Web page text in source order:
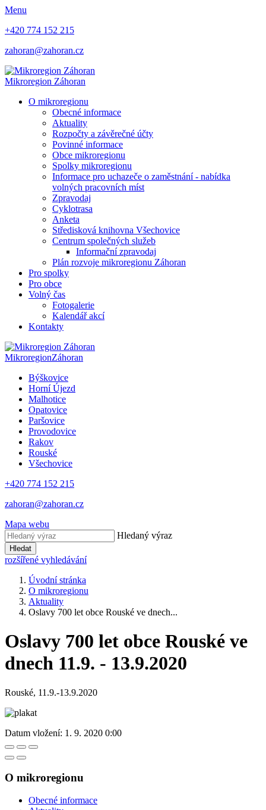
Menu
+420 774 152 215
zahoran@zahoran.cz
Mikroregion Záhoran
O mikroregionu
Obecné informace
Aktuality
Rozpočty a závěrečné účty
Povinné informace
Obce mikroregionu
Spolky mikroregionu
Informace pro uchazeče o zaměstnání - nabídka
volných pracovních míst
Zpravodaj
Cyklotrasa
Anketa
Středisková knihovna Všechovice
Centrum společných služeb
Informační zpravodaj
Plán rozvoje mikroregionu Záhoran
Pro spolky
Pro obce
Volný čas
Fotogalerie
Kalendář akcí
Kontakty
MikroregionZáhoran
Býškovice
Horní Újezd
Malhotice
Opatovice
Paršovice
Provodovice
Rakov
Rouské
Všechovice
+420 774 152 215
zahoran@zahoran.cz
Mapa webu
Hledaný výraz
Hledat
rozšířené vyhledávání
Úvodní stránka
O mikroregionu
Aktuality
Oslavy 700 let obce Rouské ve dnech...
Oslavy 700 let obce Rouské ve
dnech 11.9. - 13.9.2020
Rouské, 11.9.-13.9.2020
Datum vložení: 1. 9. 2020 0:00
O mikroregionu
Obecné informace